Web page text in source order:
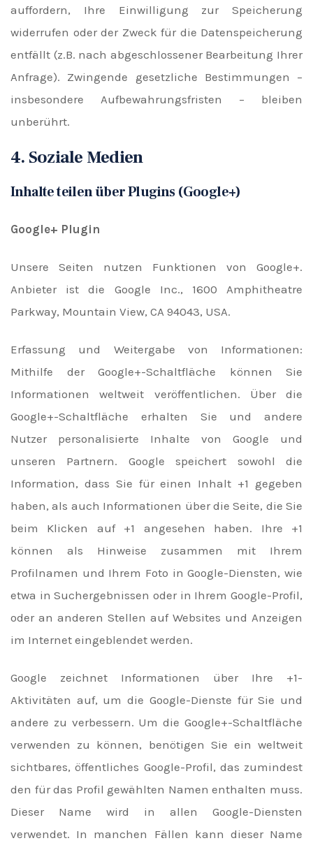
auffordern, Ihre Einwilligung zur Speicherung
widerrufen oder der Zweck für die Datenspeicherung
entfällt (z.B. nach abgeschlossener Bearbeitung Ihrer
Anfrage). Zwingende gesetzliche Bestimmungen –
insbesondere Aufbewahrungsfristen – bleiben
unberührt.
4. Soziale Medien
Inhalte teilen über Plugins (Google+)
Google+ Plugin
Unsere Seiten nutzen Funktionen von Google+.
Anbieter ist die Google Inc., 1600 Amphitheatre
Parkway, Mountain View, CA 94043, USA.
Erfassung und Weitergabe von Informationen:
Mithilfe der Google+-Schaltfläche können Sie
Informationen weltweit veröffentlichen. Über die
Google+-Schaltfläche erhalten Sie und andere
Nutzer personalisierte Inhalte von Google und
unseren Partnern. Google speichert sowohl die
Information, dass Sie für einen Inhalt +1 gegeben
haben, als auch Informationen über die Seite, die Sie
beim Klicken auf +1 angesehen haben. Ihre +1
können als Hinweise zusammen mit Ihrem
Profilnamen und Ihrem Foto in Google-Diensten, wie
etwa in Suchergebnissen oder in Ihrem Google-Profil,
oder an anderen Stellen auf Websites und Anzeigen
im Internet eingeblendet werden.
Google zeichnet Informationen über Ihre +1-
Aktivitäten auf, um die Google-Dienste für Sie und
andere zu verbessern. Um die Google+-Schaltfläche
verwenden zu können, benötigen Sie ein weltweit
sichtbares, öffentliches Google-Profil, das zumindest
den für das Profil gewählten Namen enthalten muss.
Dieser Name wird in allen Google-Diensten
verwendet. In manchen Fällen kann dieser Name